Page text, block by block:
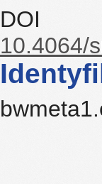
DOI
10.4064/